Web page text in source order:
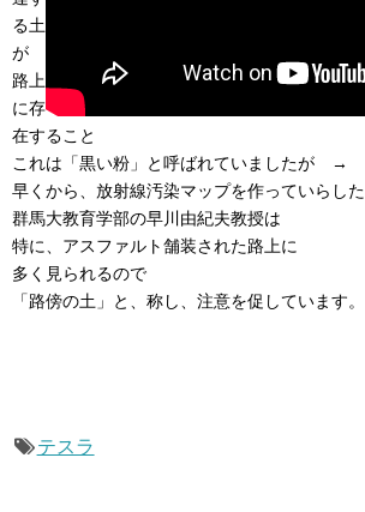
る土
が
路上
に存
在すること
これは「黒い粉」と呼ばれていましたが →
早くから、放射線汚染マップを作っていらした
群馬大教育学部の早川由紀夫教授は
特に、アスファルト舗装された路上に
多く見られるので
「路傍の土」と、称し、注意を促しています。
テスラ